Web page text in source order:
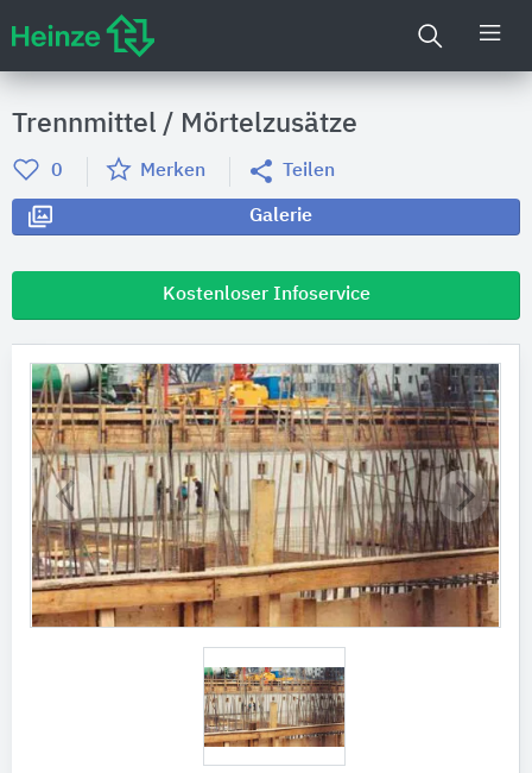
Trennmittel / Mörtelzusätze
0 Merken Teilen
Galerie
Kostenloser Infoservice